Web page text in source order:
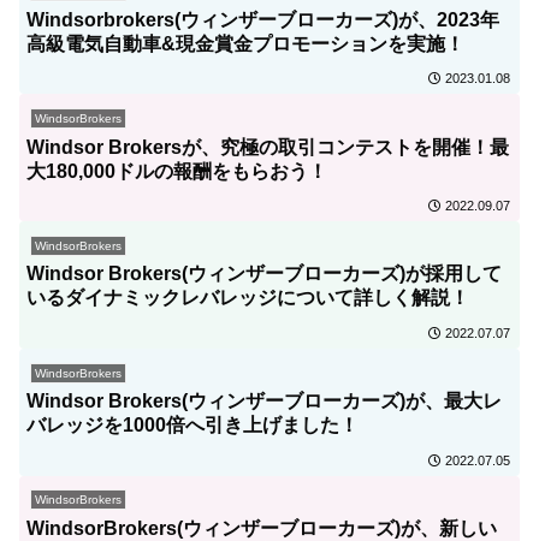
Windsorbrokers(ウィンザーブローカーズ)が、2023年
高級電気自動車&現金賞金プロモーションを実施！
2023.01.08
WindsorBrokers
Windsor Brokersが、究極の取引コンテストを開催！最
大180,000ドルの報酬をもらおう！
2022.09.07
WindsorBrokers
Windsor Brokers(ウィンザーブローカーズ)が採用して
いるダイナミックレバレッジについて詳しく解説！
2022.07.07
WindsorBrokers
Windsor Brokers(ウィンザーブローカーズ)が、最大レ
バレッジを1000倍へ引き上げました！
2022.07.05
WindsorBrokers
WindsorBrokers(ウィンザーブローカーズ)が、新しい